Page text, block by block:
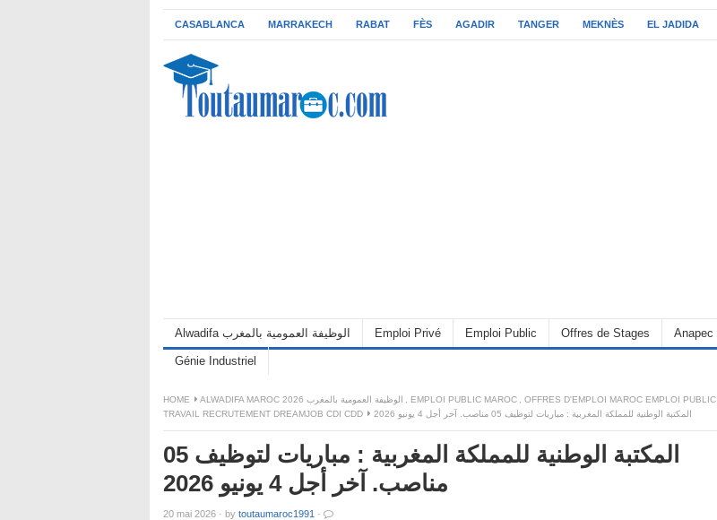
CASABLANCA MARRAKECH RABAT FÈS AGADIR TANGER MEKNÈS EL JADIDA
Alwadifa الوظيفة العمومية بالمغرب Emploi Privé Emploi Public Offres de Stages Anapec
Génie Industriel
HOME ALWADIFA MAROC 2026 الوظيفة العمومية بالمغرب EMPLOI PUBLIC MAROC
OFFRES D'EMPLOI MAROC EMPLOI PUBLIC
TRAVAIL RECRUTEMENT DREAMJOB CDI CDD
المكتبة الوطنية للمملكة المغربية : مباريات لتوظيف 05 مناصب. آخر أجل 4 يونيو 2026
المكتبة الوطنية للمملكة المغربية : مباريات لتوظيف 05
مناصب. آخر أجل 4 يونيو 2026
20 mai 2026 · by toutaumaroc1991 ·